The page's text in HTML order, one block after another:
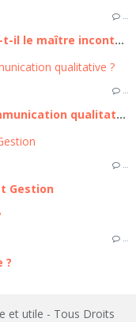
…
L'Écosystème Apple : Pourquoi reste-t-il le maître incontesté de l'intégration technologique ?
…
Comment choisir une agence de communication qualitative ?
Gestion
…
?
et utile - Tous Droits